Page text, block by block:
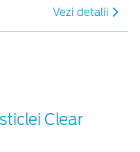
Vezi detalii
Clear